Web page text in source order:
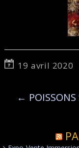
19 avril 2020
←